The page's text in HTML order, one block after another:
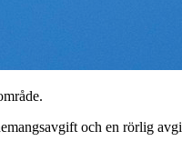
och en rörlig